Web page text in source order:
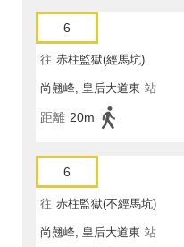
6
往 赤柱監獄(經馬坑)
尚翹峰, 皇后大道東 站
距離 20m
6
往 赤柱監獄(不經馬坑)
尚翹峰, 皇后大道東 站